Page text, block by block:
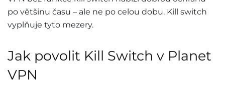
po většinu času – ale ne po celou dobu. Kill switch
vyplňuje tyto mezery.
Jak povolit Kill Switch v Planet
VPN